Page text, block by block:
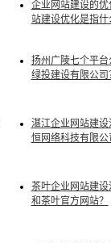
企业网站建设的优
站建设优化是指什
扬州广陵七个平台
绿投建设有限公司
湛江企业网站建设
恒网络科技有限公
茶叶企业网站建设
和茶叶官方网站？